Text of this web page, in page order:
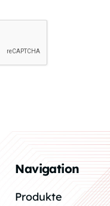
Navigation
Produkte